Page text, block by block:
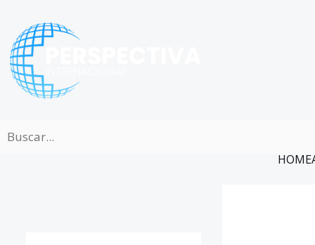
contenido
HOME